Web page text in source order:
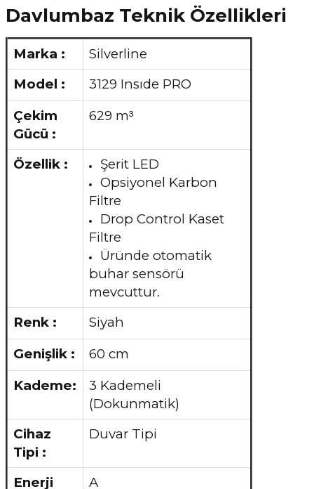
Davlumbaz Teknik Özellikleri
Marka :
Silverline
Model :
3129 Insıde PRO
Çekim
Gücü :
629 m³
Özellik :
Şerit LED
Opsiyonel Karbon
Filtre
Drop Control Kaset
Filtre
Üründe otomatik
buhar sensörü
mevcuttur.
Renk :
Siyah
Genişlik :
60 cm
Kademe:
3 Kademeli
(Dokunmatik)
Cihaz
Tipi :
Duvar Tipi
Enerji A